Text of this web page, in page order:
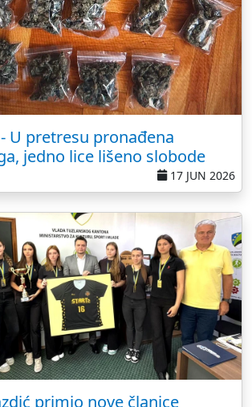
U pretresu pronađena
jedno lice lišeno slobode
17 JUN 2026
primio nove članice